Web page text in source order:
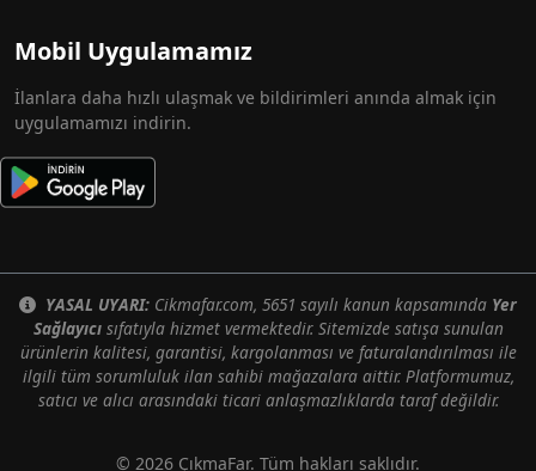
Mobil Uygulamamız
İlanlara daha hızlı ulaşmak ve bildirimleri anında almak için
uygulamamızı indirin.
YASAL UYARI: Cikmafar.com, 5651 sayılı kanun kapsamında Yer
Sağlayıcısıfatıyla hizmet vermektedir. Sitemizde satışa sunulan
ürünlerin kalitesi, garantisi, kargolanması ve faturalandırılması ile
ilgili tüm sorumluluk ilan sahibi mağazalara aittir. Platformumuz,
satıcı ve alıcı arasındaki ticari anlaşmazlıklarda taraf değildir.
© 2026 ÇıkmaFar. Tüm hakları saklıdır.